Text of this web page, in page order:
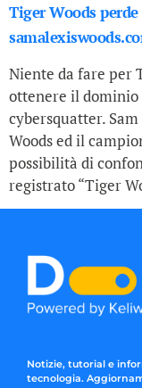
Tiger Woods
Niente da fare per
ottenere il dominio
cybersquatter.
Woods ed il
possibilità di
registrato “Tiger
Notizie, tutorial e
tecnologia.